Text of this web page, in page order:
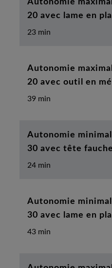
Autonomie
20 avec lame en
23 min
Autonomie
20 avec outil en
39 min
Autonomie
30 avec tête
24 min
Autonomie
30 avec lame en
43 min